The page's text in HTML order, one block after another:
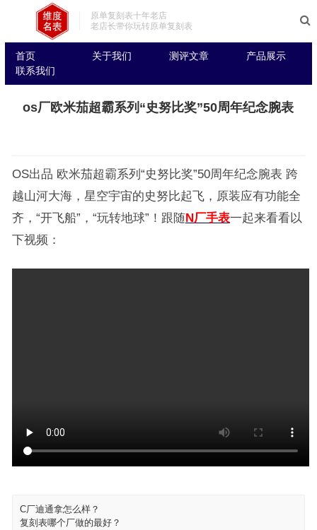
原单复刻表十年老店
老店长带你玩转原单复刻表
首页 关于我们 测评文章
产品展示
联系我们
os厂欧米茄超霸系列“史努比奖”50周年纪念腕表
OS出品 欧米茄超霸系列“史努比奖”50周年纪念腕表 跨
越山河大海，星空宇宙的史努比起飞，原装应有功能全
齐，“开飞船”，“玩转地球”！跟随N厂手表一起来看看以
下视频：
C厂迪通拿怎么样？
复刻表哪个厂做的最好？